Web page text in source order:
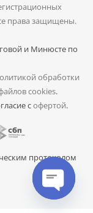
права защищены.
и Минюсте по
обработки
cookies.
софертой.
протоколом